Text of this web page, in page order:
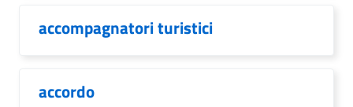
accompagnatori turistici
accordo